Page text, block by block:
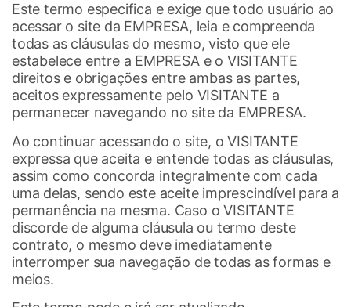
Este termo especifica e exige que todo usuário ao
acessar o site da EMPRESA, leia e compreenda
todas as cláusulas do mesmo, visto que ele
estabelece entre a EMPRESA e o VISITANTE
direitos e obrigações entre ambas as partes,
aceitos expressamente pelo VISITANTE a
permanecer navegando no site da EMPRESA.
Ao continuar acessando o site, o VISITANTE
expressa que aceita e entende todas as cláusulas,
assim como concorda integralmente com cada
uma delas, sendo este aceite imprescindível para a
permanência na mesma. Caso o VISITANTE
discorde de alguma cláusula ou termo deste
contrato, o mesmo deve imediatamente
interromper sua navegação de todas as formas e
meios.